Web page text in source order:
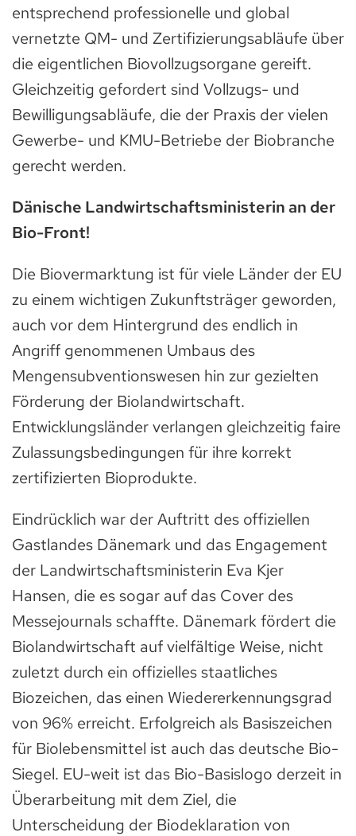
entsprechend professionelle und global
vernetzte QM- und Zertifizierungsabläufe über
die eigentlichen Biovollzugsorgane gereift.
Gleichzeitig gefordert sind Vollzugs- und
Bewilligungsabläufe, die der Praxis der vielen
Gewerbe- und KMU-Betriebe der Biobranche
gerecht werden.
Dänische Landwirtschaftsministerin an der
Bio-Front!
Die Biovermarktung ist für viele Länder der EU
zu einem wichtigen Zukunftsträger geworden,
auch vor dem Hintergrund des endlich in
Angriff genommenen Umbaus des
Mengensubventionswesen hin zur gezielten
Förderung der Biolandwirtschaft.
Entwicklungsländer verlangen gleichzeitig faire
Zulassungsbedingungen für ihre korrekt
zertifizierten Bioprodukte.
Eindrücklich war der Auftritt des offiziellen
Gastlandes Dänemark und das Engagement
der Landwirtschaftsministerin Eva Kjer
Hansen, die es sogar auf das Cover des
Messejournals schaffte. Dänemark fördert die
Biolandwirtschaft auf vielfältige Weise, nicht
zuletzt durch ein offizielles staatliches
Biozeichen, das einen Wiedererkennungsgrad
von 96% erreicht. Erfolgreich als Basiszeichen
für Biolebensmittel ist auch das deutsche Bio-
Siegel. EU-weit ist das Bio-Basislogo derzeit in
Überarbeitung mit dem Ziel, die
Unterscheidung der Biodeklaration von